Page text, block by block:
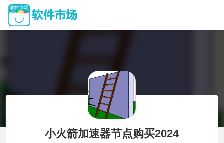
小火箭加速器节点购买2024